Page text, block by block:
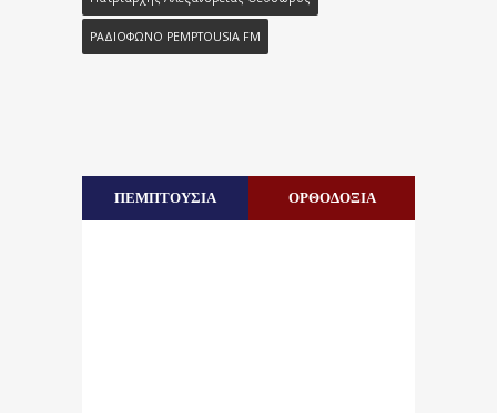
ΡΑΔΙΟΦΩΝΟ PEMPTOUSIA FM
ΠΕΜΠΤΟΥΣΙΑ ΟΡΘΟΔΟΞΙΑ